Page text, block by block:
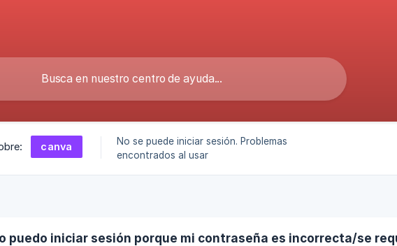
canva
No se puede iniciar sesión. Problemas
encontrados al usar
puedo iniciar sesión porque mi contraseña es incorrecta/se